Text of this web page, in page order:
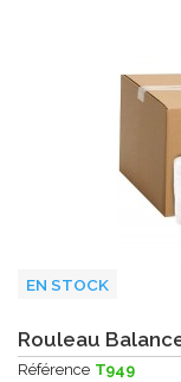
EN STOCK
Rouleau
Référence T949